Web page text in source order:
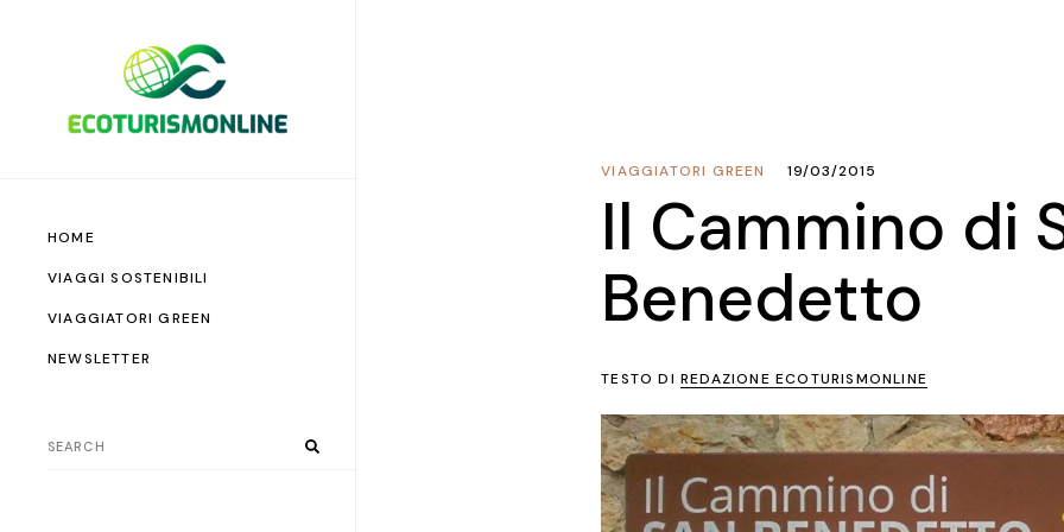
HOME
VIAGGI SOSTENIBILI
VIAGGIATORI GREEN
NEWSLETTER
VIAGGIATORI GREEN 19/03/2015
Il Cammino di
Benedetto
TESTO DI REDAZIONE ECOTURISMONLINE